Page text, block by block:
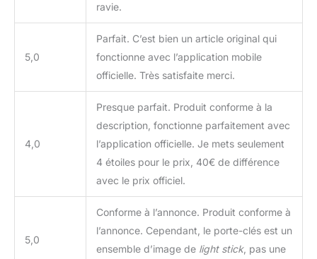
ravie.
5,0
Parfait. C’est bien un article original qui
fonctionne avec l’application mobile
officielle. Très satisfaite merci.
4,0
Presque parfait. Produit conforme à la
description, fonctionne parfaitement avec
l’application officielle. Je mets seulement
4 étoiles pour le prix, 40€ de différence
avec le prix officiel.
5,0
Conforme à l’annonce. Produit conforme à
l’annonce. Cependant, le porte-clés est un
ensemble d’image de light stick, pas une